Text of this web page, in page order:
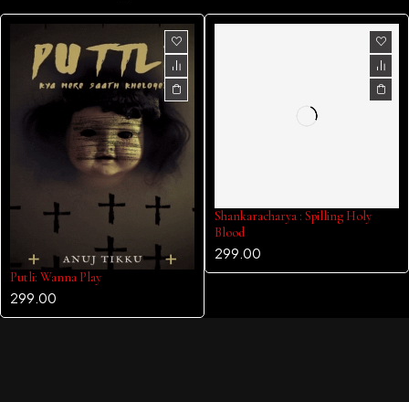
Putli: Wanna Play
299.00
Shankaracharya : Spilling Holy